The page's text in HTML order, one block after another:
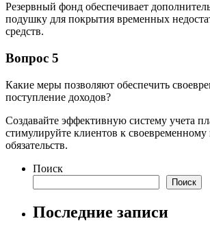
Резервный фонд обеспечивает
подушку для покрытия временных
средств.
Вопрос 5
Какие меры позволяют обеспечить
поступление доходов?
Создавайте эффективную систему учета
стимулируйте клиентов к
обязательств.
Поиск
Поиск
Последние записи